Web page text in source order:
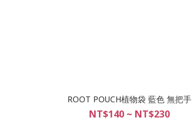
ROOT POUCH植物袋 藍色 無把手
NT$140 ~ NT$230